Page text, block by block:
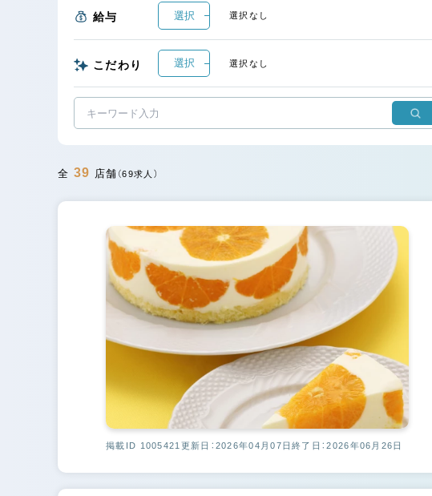
給与 選択 選択なし
こだわり 選択 選択なし
全 39 店舗 （69求人）
掲載ID 1005421 更新日：2026年04月07日終了日：2026年06月26日